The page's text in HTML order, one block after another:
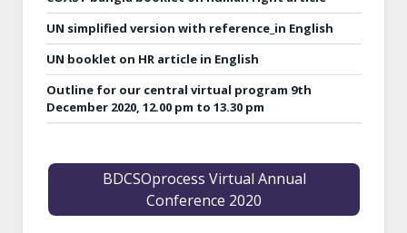
UN simplified version with reference_in English
UN booklet on HR article in English
Outline for our central virtual program 9th
December 2020, 12.00 pm to 13.30 pm
BDCSOprocess Virtual Annual
Conference 2020